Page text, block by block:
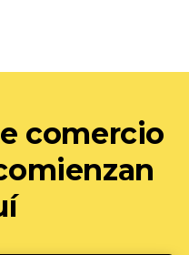
comercio